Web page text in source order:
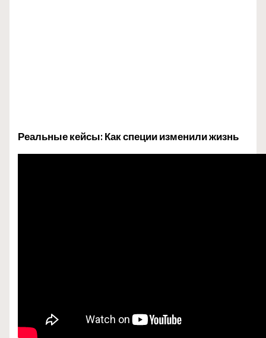
Реальные кейсы: Как специи изменили жизнь